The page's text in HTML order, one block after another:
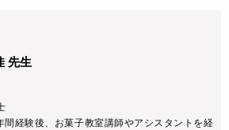
先生
経験後、お菓子教室講師やアシスタントを経